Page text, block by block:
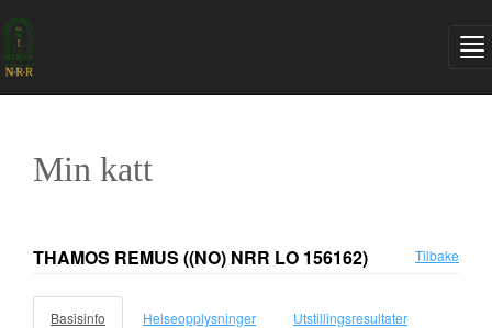
Min katt
THAMOS REMUS ((NO) NRR LO 156162) Tilbake
Basisinfo Helseopplysninger Utstillingsresultater